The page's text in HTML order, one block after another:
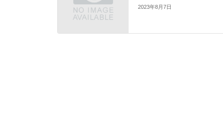
2023年8月7日